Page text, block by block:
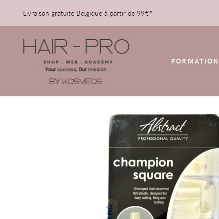
Livraison gratuite Belgique à partir de 99€*